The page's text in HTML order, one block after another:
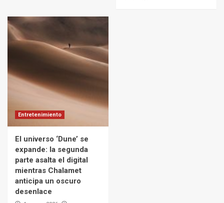
Entretenimiento
El universo ‘Dune’ se
expande: la segunda
parte asalta el digital
mientras Chalamet
anticipa un oscuro
desenlace